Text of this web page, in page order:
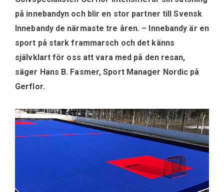
på innebandyn och blir en stor partner till Svensk
Innebandy de närmaste tre åren. – Innebandy är en
sport på stark frammarsch och det känns
självklart för oss att vara med på den resan,
säger Hans B. Fasmer, Sport Manager Nordic på
Gerflor.